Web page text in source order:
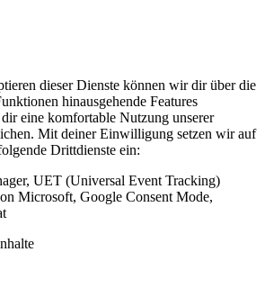
dieser Dienste können wir dir über die
hinausgehende Features
eine komfortable Nutzung unserer
Mit deiner Einwilligung setzen wir auf
Drittdienste ein:
UET (Universal Event Tracking)
Microsoft, Google Consent Mode,